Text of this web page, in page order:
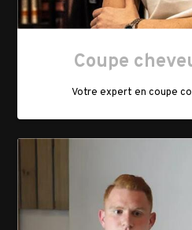
Coupe
Votre expert en coupe